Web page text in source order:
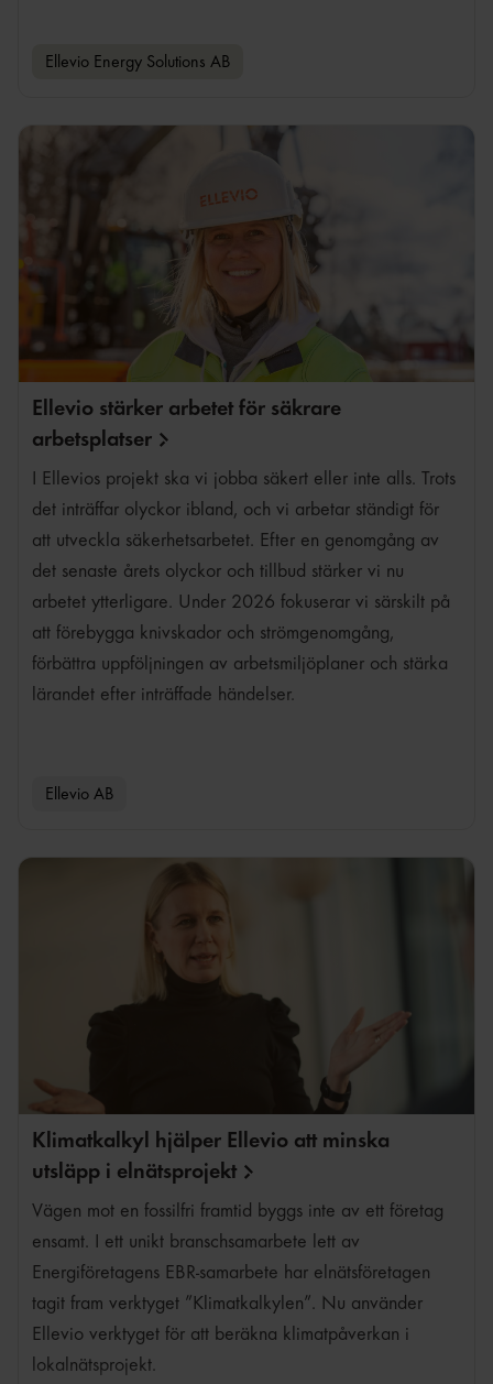
Ellevio Energy Solutions AB
Ellevio stärker arbetet för säkrare
arbetsplatser
I Ellevios projekt ska vi jobba säkert eller inte alls. Trots
det inträffar olyckor ibland, och vi arbetar ständigt för
att utveckla säkerhetsarbetet. Efter en genomgång av
det senaste årets olyckor och tillbud stärker vi nu
arbetet ytterligare. Under 2026 fokuserar vi särskilt på
att förebygga knivskador och strömgenomgång,
förbättra uppföljningen av arbetsmiljöplaner och stärka
lärandet efter inträffade händelser.
Ellevio AB
Fredrik Karlsson
Klimatkalkyl hjälper Ellevio att minska
utsläpp i elnätsprojekt
Vägen mot en fossilfri framtid byggs inte av ett företag
ensamt. I ett unikt branschsamarbete lett av
Energiföretagens EBR-samarbete har elnätsföretagen
tagit fram verktyget ”Klimatkalkylen”. Nu använder
Ellevio verktyget för att beräkna klimatpåverkan i
lokalnätsprojekt.